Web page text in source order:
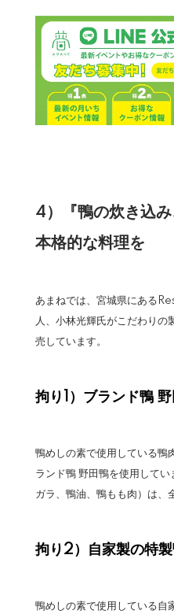
4）『鴨の炊き込
本格的な料理を
あまねでは、宮城県にある
人、小林光輝氏がこだわりの
売しています。
拘り1）ブランド鴨
鴨めしの素で使用している鴨
ランド鴨 野田鴨を使用して
ガラ、鴨油、鴨もも肉）は、
拘り2）自家製の特
鴨めしの素で使用している自